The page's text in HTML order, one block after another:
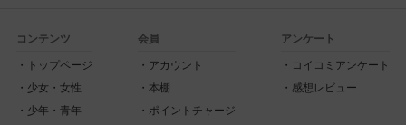
コンテンツ
トップページ
少女・女性
少年・青年
会員
アカウント
本棚
ポイントチャージ
アンケート
コイコミアンケート
感想レビュー